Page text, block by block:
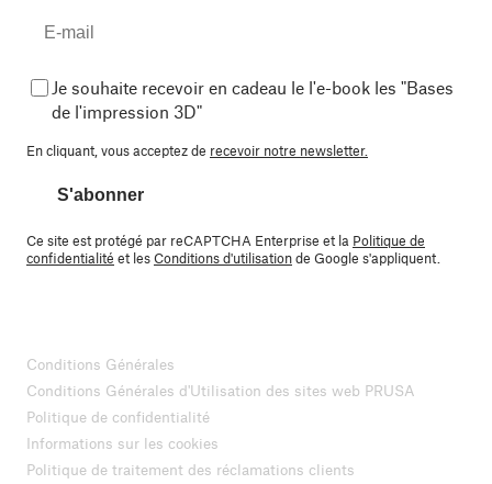
Je souhaite recevoir en cadeau le l'e-book les "Bases
de l'impression 3D"
En cliquant, vous acceptez de recevoir notre newsletter.
S'abonner
Ce site est protégé par reCAPTCHA Enterprise et la Politique de
confidentialité et lesConditions d'utilisationde Google s'appliquent.
Conditions Générales
Conditions Générales d'Utilisation des sites web PRUSA
Politique de confidentialité
Informations sur les cookies
Politique de traitement des réclamations clients